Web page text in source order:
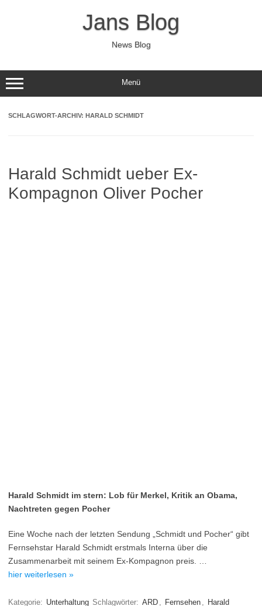
Jans Blog
News Blog
Menü
SCHLAGWORT-ARCHIV: HARALD SCHMIDT
Harald Schmidt ueber Ex-
Kompagnon Oliver Pocher
Harald Schmidt im stern: Lob für Merkel, Kritik an Obama,
Nachtreten gegen Pocher
Eine Woche nach der letzten Sendung „Schmidt und Pocher“ gibt
Fernsehstar Harald Schmidt erstmals Interna über die
Zusammenarbeit mit seinem Ex-Kompagnon preis. …
hier weiterlesen »
Kategorie: Unterhaltung Schlagwörter: ARD , Fernsehen , Harald